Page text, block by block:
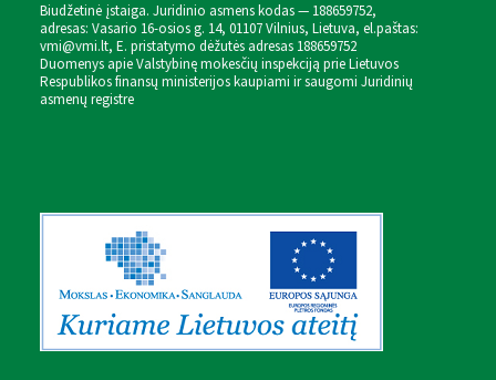
Biudžetinė įstaiga. Juridinio asmens kodas — 188659752,
adresas: Vasario 16-osios g. 14, 01107 Vilnius, Lietuva, el.paštas:
vmi@vmi.lt, E. pristatymo dėžutės adresas 188659752
Duomenys apie Valstybinę mokesčių inspekciją prie Lietuvos
Respublikos finansų ministerijos kaupiami ir saugomi Juridinių
asmenų registre